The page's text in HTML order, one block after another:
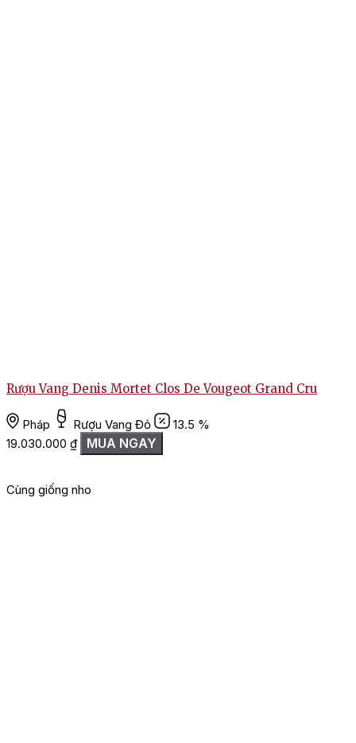
Rượu Vang Denis Mortet Clos De Vougeot Grand Cru
Pháp Rượu Vang Đỏ
13.5 %
19.030.000 ₫ MUA NGAY
Cùng giống nho